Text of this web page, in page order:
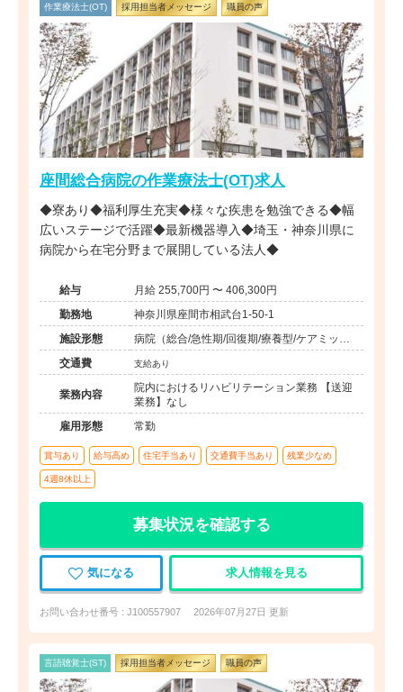
作業療法士(OT) 採用担当者メッセージ 職員の声
座間総合病院の作業療法士(OT)求人
◆寮あり◆福利厚生充実◆様々な疾患を勉強できる◆幅
広いステージで活躍◆最新機器導入◆埼玉・神奈川県に
病院から在宅分野まで展開している法人◆
給与
月給 255,700円 〜 406,300円
勤務地
神奈川県座間市相武台1-50-1
施設形態
病院（総合/急性期/回復期/療養型/ケアミック
ス）
交通費 支給あり
業務内容
院内におけるリハビリテーション業務 【送迎
業務】なし
雇用形態
常勤
賞与あり 給与高め 住宅手当あり 交通費手当あり 残業少なめ
4週8休以上
募集状況を確認する
気になる 求人情報を見る
お問い合わせ番号 : J100557907 2026年07月27日 更新
言語聴覚士(ST) 採用担当者メッセージ 職員の声